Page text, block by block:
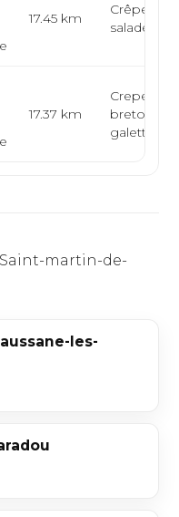
17.45 km
Crêperie,
salades,
17.37 km
Creperie,
bretonne,
galettes
martin-de-
les-